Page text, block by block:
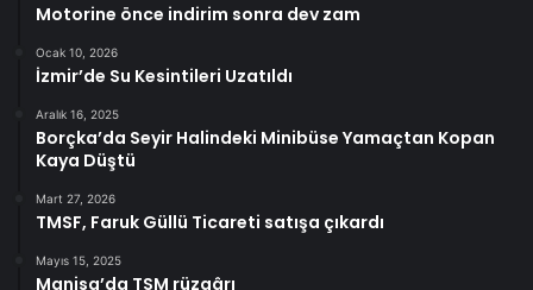
Motorine önce indirim sonra dev zam
Ocak 10, 2026
İzmir’de Su Kesintileri Uzatıldı
Aralık 16, 2025
Borçka’da Seyir Halindeki Minibüse Yamaçtan Kopan
Kaya Düştü
Mart 27, 2026
TMSF, Faruk Güllü Ticareti satışa çıkardı
Mayıs 15, 2025
Manisa’da TSM rüzgârı